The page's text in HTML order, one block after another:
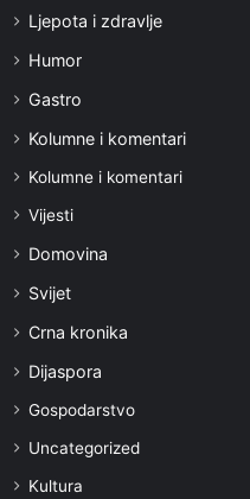
Ljepota i zdravlje
Humor
Gastro
Kolumne i komentari
Kolumne i komentari
Vijesti
Domovina
Svijet
Crna kronika
Dijaspora
Gospodarstvo
Uncategorized
Kultura